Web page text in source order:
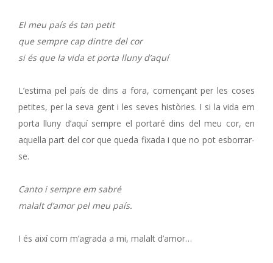
El meu país és tan petit
que sempre cap dintre del cor
si és que la vida et porta lluny d’aquí
L’estima pel país de dins a fora, començant per les coses
petites, per la seva gent i les seves històries. I si la vida em
porta lluny d’aquí sempre el portaré dins del meu cor, en
aquella part del cor que queda fixada i que no pot esborrar-
se.
Canto i sempre em sabré
malalt d’amor pel meu país.
I és així com m’agrada a mi, malalt d’amor…